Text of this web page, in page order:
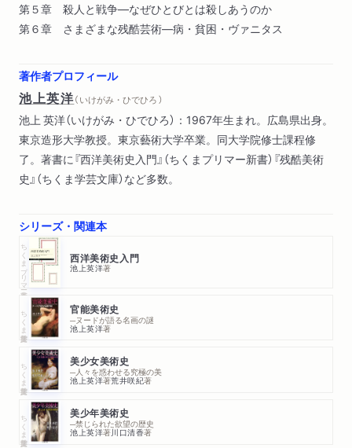
第５章 殺人と戦争―なぜひとびとは殺しあうのか
第６章 さまざまな残酷芸術―病・貧困・ヴァニタス
著作者プロフィール
池上英洋（ いけがみ・ひでひろ ）
池上 英洋（いけがみ・ひでひろ）：1967年生まれ。広島県出身。
東京造形大学教授。東京藝術大学卒業。同大学院修士課程修
了。著書に『西洋美術史入門』（ちくまプリマー新書）『残酷美術
史』（ちくま学芸文庫）など多数。
シリーズ・関連本
ちくまプリマー新書 西洋美術史入門
池上英洋著
ちくま学芸文庫 官能美術史
─ヌードが語る名画の謎
池上英洋著
ちくま学芸文庫 美少女美術史
─人々を惑わせる究極の美
池上英洋著荒井咲紀著
ちくま学芸文庫 美少年美術史
─禁じられた欲望の歴史
池上英洋著川口清香著